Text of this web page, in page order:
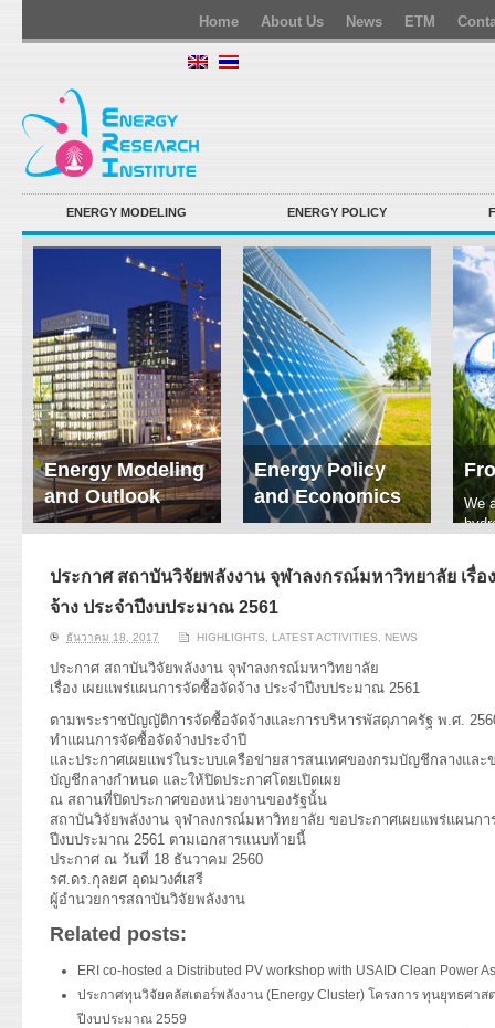
Home About Us News ETM
ENERGY MODELING ENERGY POLICY
Energy Modeling
and Outlook
ERI conducts rigorous
energy supply and
energy-consuming
sectors. Our analyses
Read More
Energy Policy
and Economics
We focus on solar
innovation, solar PV
economics, and solar PV
policy. Two patent-
pending, non-tracking
Read More
We
ประกาศ สถาบันวิจัยพลังงาน จุฬาลงกรณ์มหาวิทยาลัย เรื่อ
จ้าง ประจำปีงบประมาณ 2561
ธันวาคม 18, 2017 HIGHLIGHTS LATEST ACTIVITIES NEWS
ประกาศ สถาบันวิจัยพลังงาน จุฬาลงกรณ์มหาวิทยาลัย
เรื่อง เผยแพร่แผนการจัดซื้อจัดจ้าง ประจำปีงบประมาณ 2561
ตามพระราชบัญญัติการจัดซื้อจัดจ้างและการบริหารพัสดุภาครัฐ พ.ศ.
ทำแผนการจัดซื้อจัดจ้างประจำปี
และประกาศเผยแพร่ในระบบเครือข่ายสารสนเทศของกรมบัญชีกลางแล
บัญชีกลางกำหนด และให้ปิดประกาศโดยเปิดเผย
ณ สถานที่ปิดประกาศของหน่วยงานของรัฐนั้น
สถาบันวิจัยพลังงาน จุฬาลงกรณ์มหาวิทยาลัย ขอประกาศเผยแพร่แผนกา
ปีงบประมาณ 2561 ตามเอกสารแนบท้ายนี้
ประกาศ ณ วันที่ 18 ธันวาคม 2560
รศ.ดร.กุลยศ อุดมวงศ์เสรี
ผู้อำนวยการสถาบันวิจัยพลังงาน
Related posts:
ERI co-hosted a Distributed PV workshop with USAID Clean Power
ประกาศทุนวิจัยคลัสเตอร์พลังงาน (Energy Cluster) โครงการ ทุนยุทธศาส
ปีงบประมาณ 2559